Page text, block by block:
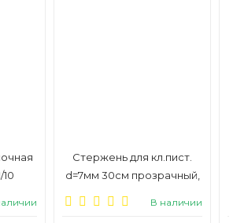
Стержень для кл.пист.
d=7мм 30см прозрачный,
В наличии